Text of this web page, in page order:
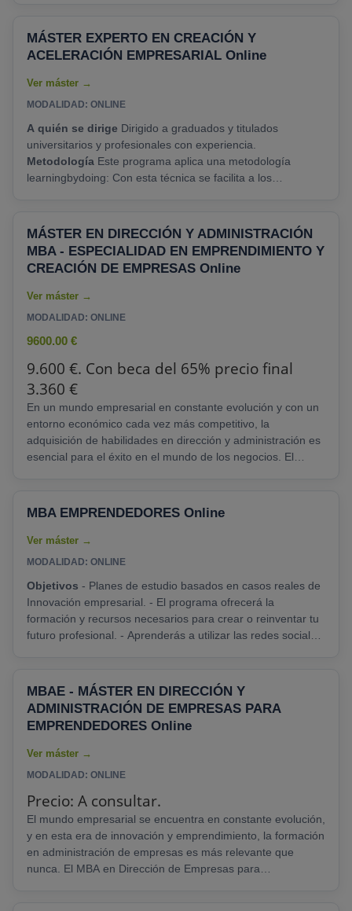
MÁSTER EXPERTO EN CREACIÓN Y
ACELERACIÓN EMPRESARIAL Online
MODALIDAD: ONLINE
A quién se dirige
universitarios y profesionales con experiencia.
Metodología
learningbydoing: Con esta técnica se facilita a los
los conocimientos teóricos básicos. Las sesiones combinan
las explicaciones teóricas y ejemplos prácticos con una
metodología activa: trabajo en equipo, estudio......
MÁSTER EN DIRECCIÓN Y ADMINISTRACIÓN
MBA - ESPECIALIDAD EN EMPRENDIMIENTO Y
CREACIÓN DE EMPRESAS Online
MODALIDAD: ONLINE
9600.00 €
9.600 €. Con beca del 65% precio final
3.360 €
En un mundo empresarial en constante evolución y con un
entorno económico cada vez más competitivo, la
adquisición de habilidades en dirección y administración es
esencial para el éxito en el mundo de los negocios. El
Empresas es un programa educativo de vanguardia que
la creación y gestión de nuevas empresas. Este máster......
MBA EMPRENDEDORES Online
MODALIDAD: ONLINE
Objetivos
Innovación empresarial. - El programa ofrecerá la
formación y recursos necesarios para crear o reinventar tu
futuro profesional. - Aprenderás a utilizar las redes sociales
obteniendo las ventajas de dar a conocer tu negocio....
MBAE - MÁSTER EN DIRECCIÓN Y
ADMINISTRACIÓN DE EMPRESAS PARA
EMPRENDEDORES Online
MODALIDAD: ONLINE
Precio: A consultar.
El mundo empresarial se encuentra en constante evolución,
y en esta era de innovación y emprendimiento, la formación
en administración de empresas es más relevante que
nunca. El MBA en Dirección de Empresas para